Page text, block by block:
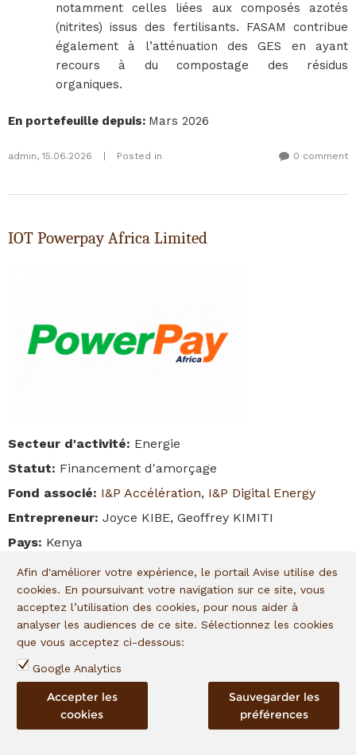
notamment celles liées aux composés azotés
(nitrites) issus des fertilisants. FASAM contribue
également à l’atténuation des GES en ayant
recours à du compostage des résidus
organiques.
En portefeuille depuis: Mars 2026
admin, 15.06.2026 Posted in 0 comment
IOT Powerpay Africa Limited
Secteur d'activité: Energie
Statut: Financement d'amorçage
Fond associé: I&P Accélération, I&P Digital Energy
Entrepreneur: Joyce KIBE, Geoffrey KIMITI
Pays: Kenya
IOT POWERPAY AFRICA LIMITED est une entreprise
kenyane fondée en 2018 par Joyce Kibe et Geoffrey
Kimiti. La société est spécialisée dans les solutions de
cuisson électrique propre (e-Cooking). Elle conçoit et
distribue des équipements IoT interopérables intégrés à
des appareils de cuisson électrique ainsi qu’une
plateforme SaaS permettant le suivi et la gestion à
distance de ces équipements.
Afin d'améliorer votre expérience, le portail Avise utilise des
cookies. En poursuivant votre navigation sur ce site, vous
acceptez l’utilisation des cookies, pour nous aider à
analyser les audiences de ce site. Sélectionnez les cookies
que vous acceptez ci-dessous:
Google Analytics
Sauvegarder les
préférences
Accepter les
cookies